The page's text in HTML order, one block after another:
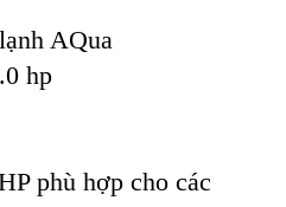
AQua
hp
phù hợp cho các